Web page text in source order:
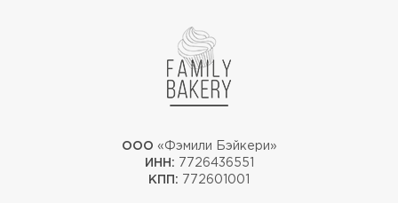
ООО «Фэмили Бэйкери»
ИНН: 7726436551
КПП: 772601001